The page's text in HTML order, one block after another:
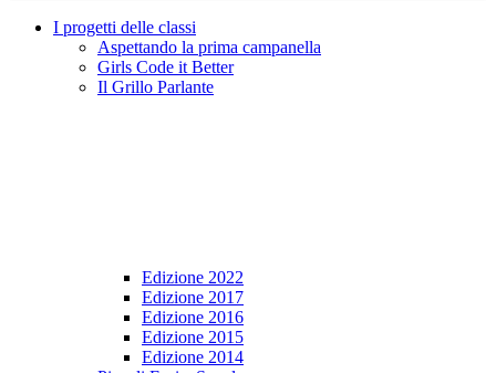
I progetti delle classi
Aspettando la prima campanella
Girls Code it Better
Il Grillo Parlante
Edizione 2022
Edizione 2017
Edizione 2016
Edizione 2015
Edizione 2014